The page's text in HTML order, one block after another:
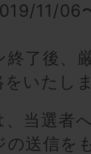
11/06
終了後、
をいたし
、当選者
の送信を